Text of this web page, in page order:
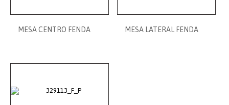
MESA CENTRO FENDA MESA LATERAL FENDA